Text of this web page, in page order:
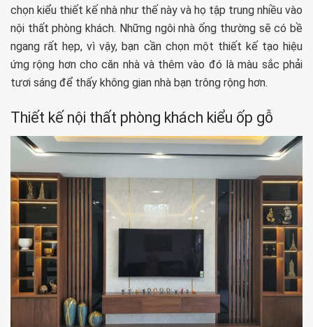
chọn kiểu thiết kế nhà như thế này và họ tập trung nhiều vào
nội thất phòng khách. Những ngôi nhà ống thường sẽ có bề
ngang rất hẹp, vì vậy, bạn cần chọn một thiết kế tạo hiệu
ứng rộng hơn cho căn nhà và thêm vào đó là màu sắc phải
tươi sáng để thấy không gian nhà bạn trông rộng hơn.
Thiết kế nội thất phòng khách kiểu ốp gỗ